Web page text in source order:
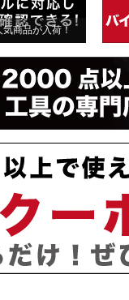
商品が入荷！